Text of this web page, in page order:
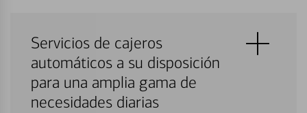
Servicios de cajeros
automáticos a su disposición
para una amplia gama de
necesidades diarias